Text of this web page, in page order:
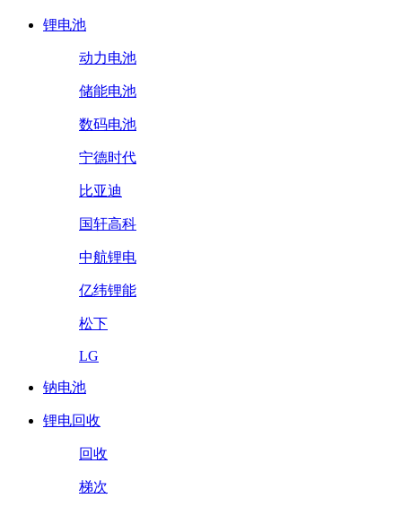
锂电池
动力电池
储能电池
数码电池
宁德时代
比亚迪
国轩高科
中航锂电
亿纬锂能
松下
LG
钠电池
锂电回收
回收
梯次